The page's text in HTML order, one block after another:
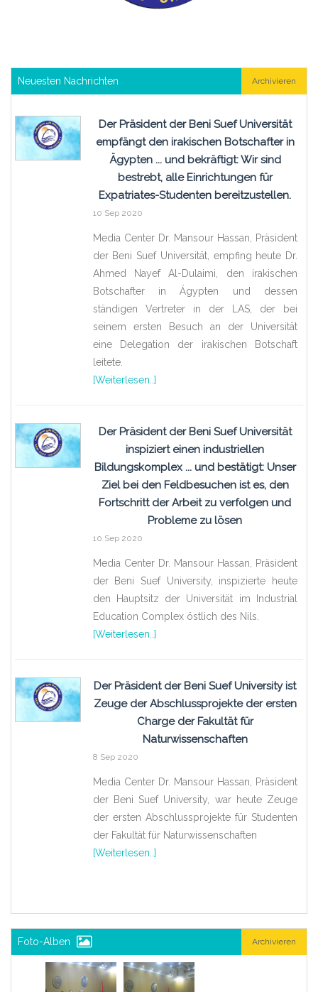
Neuesten Nachrichten Archivieren
Der Präsident der Beni Suef Universität
empfängt den irakischen Botschafter in
Ägypten ... und bekräftigt: Wir sind
bestrebt, alle Einrichtungen für
Expatriates-Studenten bereitzustellen.
10 Sep 2020
Media Center Dr. Mansour Hassan, Präsident
der Beni Suef Universität, empfing heute Dr.
Ahmed Nayef Al-Dulaimi, den irakischen
Botschafter in Ägypten und dessen
ständigen Vertreter in der LAS, der bei
seinem ersten Besuch an der Universität
eine Delegation der irakischen Botschaft
leitete.
[Weiterlesen..]
Der Präsident der Beni Suef Universität
inspiziert einen industriellen
Bildungskomplex ... und bestätigt: Unser
Ziel bei den Feldbesuchen ist es, den
Fortschritt der Arbeit zu verfolgen und
Probleme zu lösen
10 Sep 2020
Media Center Dr. Mansour Hassan, Präsident
der Beni Suef University, inspizierte heute
den Hauptsitz der Universität im Industrial
Education Complex östlich des Nils.
[Weiterlesen..]
Der Präsident der Beni Suef University ist
Zeuge der Abschlussprojekte der ersten
Charge der Fakultät für
Naturwissenschaften
8 Sep 2020
Media Center Dr. Mansour Hassan, Präsident
der Beni Suef University, war heute Zeuge
der ersten Abschlussprojekte für Studenten
der Fakultät für Naturwissenschaften
[Weiterlesen..]
Foto-Alben Archivieren